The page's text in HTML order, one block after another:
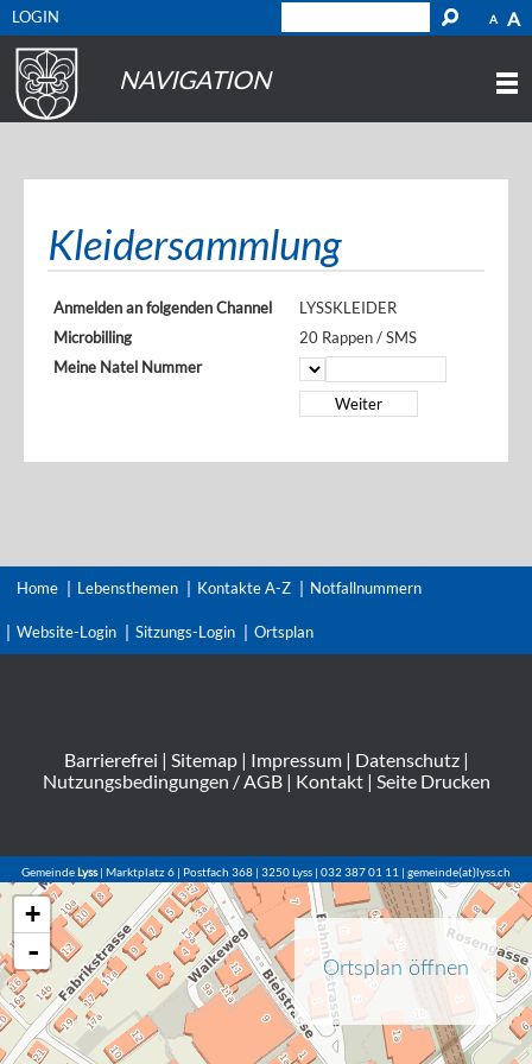
A A
LOGIN
NAVIGATION
Kleidersammlung
Anmelden an folgenden Channel
LYSSKLEIDER
Microbilling
20 Rappen / SMS
Meine Natel Nummer
Home Lebensthemen Kontakte A-Z Notfallnummern
Website-Login Sitzungs-Login Ortsplan
Barrierefrei | Sitemap| Impressum| Datenschutz|
Nutzungsbedingungen / AGB| Kontakt| Seite Drucken
GemeindeLyss| Marktplatz 6 | Postfach 368 | 3250 Lyss | 032 387 01 11 | gemeinde(at)lyss.ch